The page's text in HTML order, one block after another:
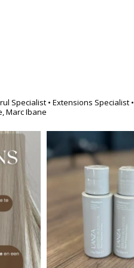
Specialist• Extensions Specialist
Marc Ibane